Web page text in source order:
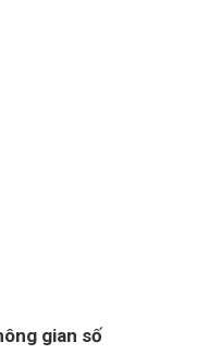
gian số